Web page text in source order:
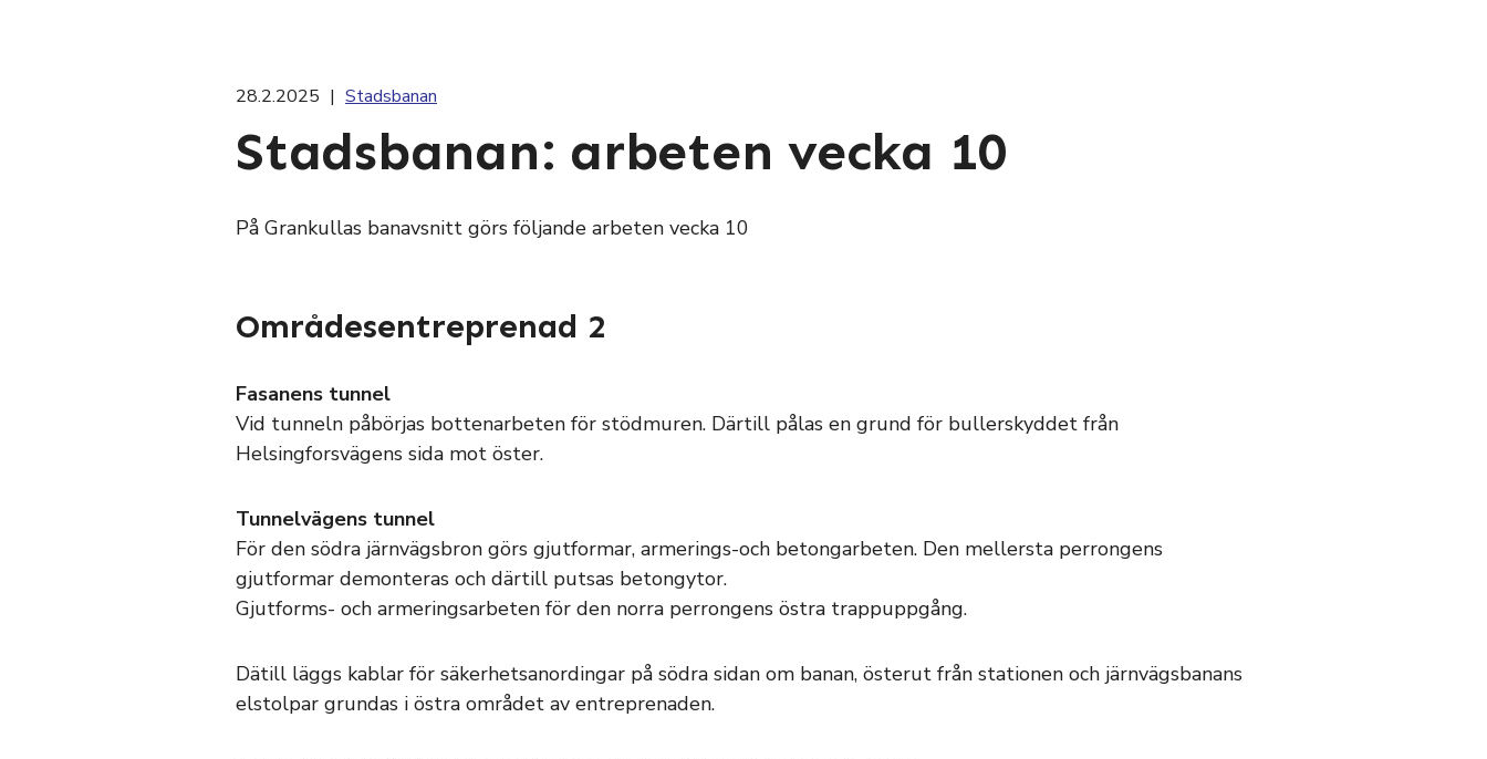
28.2.2025 | Stadsbanan
Stadsbanan: arbeten vecka 10
På Grankullas banavsnitt görs följande arbeten vecka 10
Områdesentreprenad 2
Fasanens tunnel
Vid tunneln påbörjas bottenarbeten för stödmuren. Därtill pålas en grund för bullerskyddet från
Helsingforsvägens sida mot öster.
Tunnelvägens tunnel
För den södra järnvägsbron görs gjutformar, armerings-och betongarbeten. Den mellersta perrongens
gjutformar demonteras och därtill putsas betongytor.
Gjutforms- och armeringsarbeten för den norra perrongens östra trappuppgång.
Dätill läggs kablar för säkerhetsanordingar på södra sidan om banan, österut från stationen och järnvägsbanans
elstolpar grundas i östra området av entreprenaden.